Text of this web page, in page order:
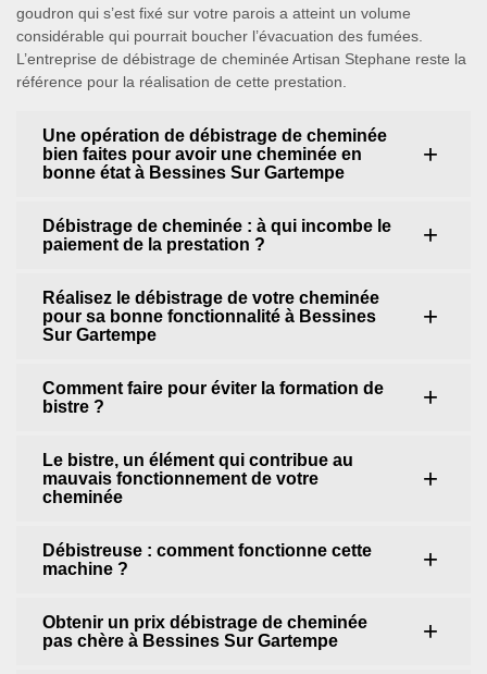
goudron qui s’est fixé sur votre parois a atteint un volume
considérable qui pourrait boucher l’évacuation des fumées.
L’entreprise de débistrage de cheminée Artisan Stephane reste la
référence pour la réalisation de cette prestation.
Une opération de débistrage de cheminée
bien faites pour avoir une cheminée en
bonne état à Bessines Sur Gartempe
Débistrage de cheminée : à qui incombe le
paiement de la prestation ?
Réalisez le débistrage de votre cheminée
pour sa bonne fonctionnalité à Bessines
Sur Gartempe
Comment faire pour éviter la formation de
bistre ?
Le bistre, un élément qui contribue au
mauvais fonctionnement de votre
cheminée
Débistreuse : comment fonctionne cette
machine ?
Obtenir un prix débistrage de cheminée
pas chère à Bessines Sur Gartempe